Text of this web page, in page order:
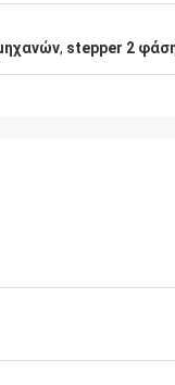
όπως
ωραία. Ο
, stepper 2